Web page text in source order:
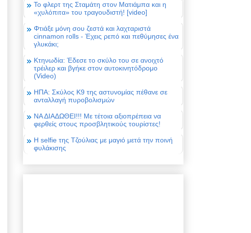
Το φλερτ της Σταμάτη στον Ματιάμπα και η
«χυλόπιτα» του τραγουδιστή! [video]
Φτιάξε μόνη σου ζεστά και λαχταριστά
cinnamon rolls - Έχεις ρεπό και πεθύμησες ένα
γλυκάκι;
Κτηνωδία: Έδεσε το σκύλο του σε ανοιχτό
τρέιλερ και βγήκε στον αυτοκινητόδρομο
(Video)
ΗΠΑ: Σκύλος Κ9 της αστυνομίας πέθανε σε
ανταλλαγή πυροβολισμών
ΝΑ ΔΙΑΔΩΘΕΙ!!! Με τέτοια αξιοπρέπεια να
φερθείς στους προσβλητικούς τουρίστες!
Η selfie της Τζούλιας με μαγιό μετά την ποινή
φυλάκισης